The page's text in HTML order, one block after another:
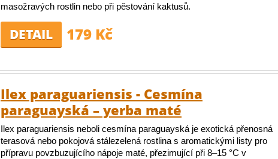
masožravých rostlin nebo při pěstování kaktusů.
DETAIL 179 Kč
Ilex paraguariensis - Cesmína
paraguayská – yerba maté
Ilex paraguariensis neboli cesmína paraguayská je exotická přenosná
terasová nebo pokojová stálezelená rostlina s aromatickými listy pro
přípravu povzbuzujícího nápoje maté, přezimující při 8–15 °C v